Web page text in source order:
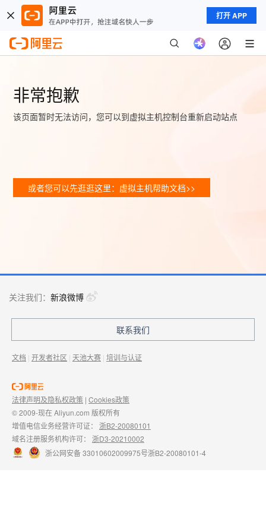
打开 APP
非常抱歉
该页面暂时无法访问，您可以到虚拟主机控制台重新启动站点
或者您可以先逛逛这里：虚拟主机帮助文档>>